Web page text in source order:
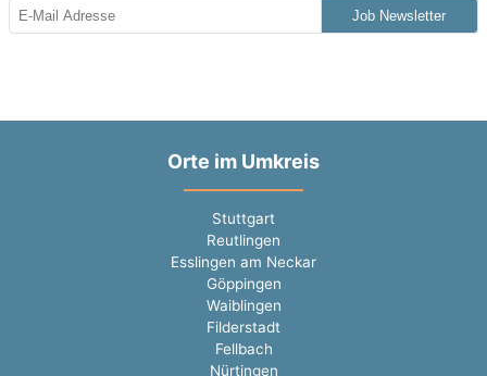
Job Newsletter
Orte im Umkreis
Stuttgart
Reutlingen
Esslingen am Neckar
Göppingen
Waiblingen
Filderstadt
Fellbach
Nürtingen